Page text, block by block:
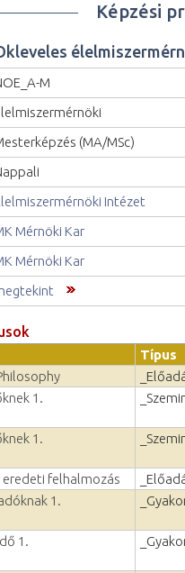
Képzési
M
(MA/MSc)
Intézet
Mérnöki Kar
Mérnöki Kar
Típus
1.
1.
felhalmozás
1.
1.